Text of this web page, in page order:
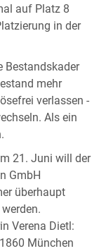
auf Platz 8
in der
Bestandskader
mehr
verlassen -
Als ein
21. Juni will der
GmbH
überhaupt
Verena Dietl:
München